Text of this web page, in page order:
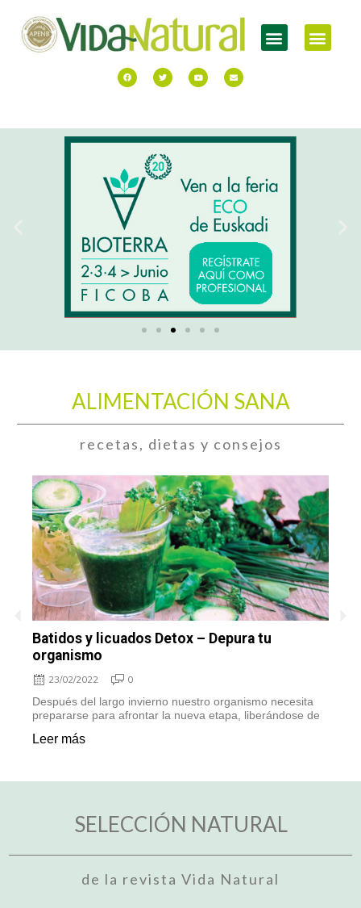
ALIMENTACIÓN SANA
recetas, dietas y consejos
Batidos y licuados Detox – Depura tu
organismo
23/02/2022 0
Después del largo invierno nuestro organismo necesita
prepararse para afrontar la nueva etapa, liberándose de
Leer más
SELECCIÓN NATURAL
de la revista Vida Natural